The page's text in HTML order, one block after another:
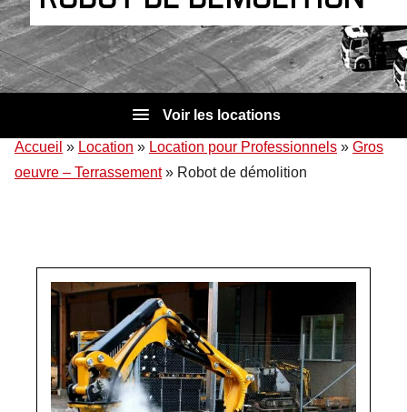
Voir les locations
Accueil » Location » Location pour Professionnels » Gros
oeuvre – Terrassement» Robot de démolition